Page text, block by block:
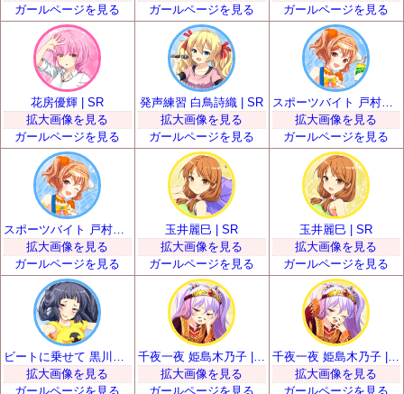
ガールページを見る
ガールページを見る
ガールページを見る
花房優輝 | SR
拡大画像を見る
ガールページを見る
発声練習 白鳥詩織 | SR
拡大画像を見る
ガールページを見る
スポーツバイト 戸村美知留 | SR
拡大画像を見る
ガールページを見る
拡大画像を見る
ガールページを見る
玉井麗巳 | SR
拡大画像を見る
ガールページを見る
玉井麗巳 | SR
拡大画像を見る
ガールページを見る
拡大画像を見る
ガールページを見る
千夜一夜 姫島木乃子 | SR
拡大画像を見る
ガールページを見る
千夜一夜 姫島木乃子 | SR
拡大画像を見る
ガールページを見る